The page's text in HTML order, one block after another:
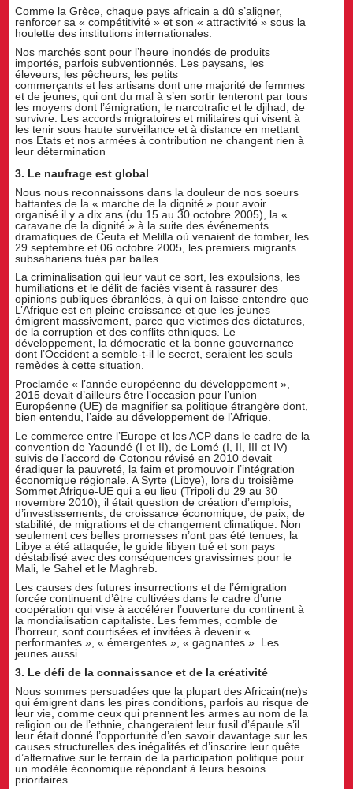
Comme la Grèce, chaque pays africain a dû s’aligner,
renforcer sa « compétitivité » et son « attractivité » sous la
houlette des institutions internationales.
Nos marchés sont pour l’heure inondés de produits
importés, parfois subventionnés. Les paysans, les
éleveurs, les pêcheurs, les petits
commerçants et les artisans dont une majorité de femmes
et de jeunes, qui ont du mal à s’en sortir tenteront par tous
les moyens dont l’émigration, le narcotrafic et le djihad, de
survivre. Les accords migratoires et militaires qui visent à
les tenir sous haute surveillance et à distance en mettant
nos Etats et nos armées à contribution ne changent rien à
leur détermination
3. Le naufrage est global
Nous nous reconnaissons dans la douleur de nos soeurs
battantes de la « marche de la dignité » pour avoir
organisé il y a dix ans (du 15 au 30 octobre 2005), la «
caravane de la dignité » à la suite des événements
dramatiques de Ceuta et Melilla où venaient de tomber, les
29 septembre et 06 octobre 2005, les premiers migrants
subsahariens tués par balles.
La criminalisation qui leur vaut ce sort, les expulsions, les
humiliations et le délit de faciès visent à rassurer des
opinions publiques ébranlées, à qui on laisse entendre que
L’Afrique est en pleine croissance et que les jeunes
émigrent massivement, parce que victimes des dictatures,
de la corruption et des conflits ethniques. Le
développement, la démocratie et la bonne gouvernance
dont l’Occident a semble-t-il le secret, seraient les seuls
remèdes à cette situation.
Proclamée « l’année européenne du développement »,
2015 devait d’ailleurs être l’occasion pour l’union
Européenne (UE) de magnifier sa politique étrangère dont,
bien entendu, l’aide au développement de l’Afrique.
Le commerce entre l’Europe et les ACP dans le cadre de la
convention de Yaoundé (I et II), de Lomé (I, II, III et IV)
suivis de l’accord de Cotonou révisé en 2010 devait
éradiquer la pauvreté, la faim et promouvoir l’intégration
économique régionale. A Syrte (Libye), lors du troisième
Sommet Afrique-UE qui a eu lieu (Tripoli du 29 au 30
novembre 2010), il était question de création d’emplois,
d’investissements, de croissance économique, de paix, de
stabilité, de migrations et de changement climatique. Non
seulement ces belles promesses n’ont pas été tenues, la
Libye a été attaquée, le guide libyen tué et son pays
déstabilisé avec des conséquences gravissimes pour le
Mali, le Sahel et le Maghreb.
Les causes des futures insurrections et de l’émigration
forcée continuent d’être cultivées dans le cadre d’une
coopération qui vise à accélérer l’ouverture du continent à
la mondialisation capitaliste. Les femmes, comble de
l’horreur, sont courtisées et invitées à devenir «
performantes », « émergentes », « gagnantes ». Les
jeunes aussi.
3. Le défi de la connaissance et de la créativité
Nous sommes persuadées que la plupart des Africain(ne)s
qui émigrent dans les pires conditions, parfois au risque de
leur vie, comme ceux qui prennent les armes au nom de la
religion ou de l’ethnie, changeraient leur fusil d’épaule s’il
leur était donné l’opportunité d’en savoir davantage sur les
causes structurelles des inégalités et d’inscrire leur quête
d’alternative sur le terrain de la participation politique pour
un modèle économique répondant à leurs besoins
prioritaires.